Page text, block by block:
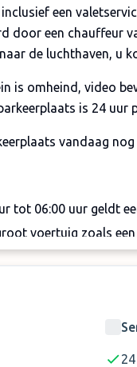
een
door een chauffeur
de luchthaven, u
is omheind, video
is 24 uur
vandaag nog
tot 06:00 uur geldt
voertuig zoals
dan kunt u helaas